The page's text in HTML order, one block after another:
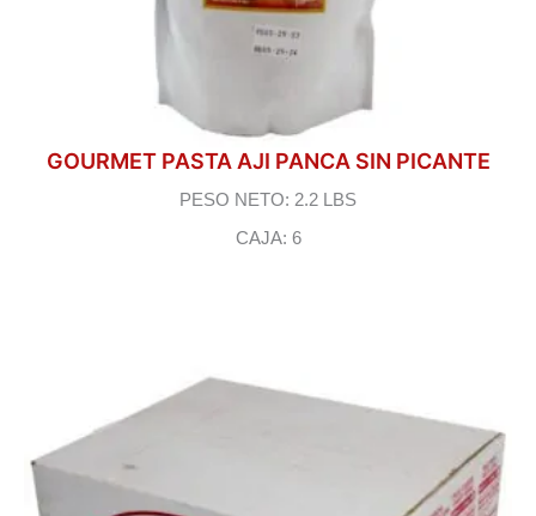
GOURMET PASTA AJI PANCA SIN PICANTE
PESO NETO: 2.2 LBS
CAJA: 6